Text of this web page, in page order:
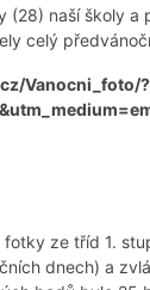
(28) naší školy a
celý
Vanocni_foto/?
ze tříd 1.
dnech) a